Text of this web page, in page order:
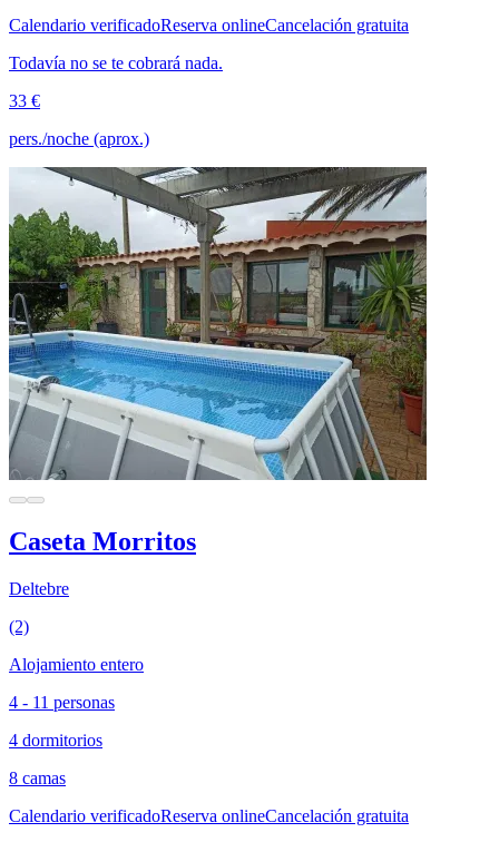
Calendario verificadoReserva onlineCancelación gratuita
Todavía no se te cobrará nada.
33 €
pers./noche (aprox.)
Caseta Morritos
Deltebre
(2)
Alojamiento entero
4 - 11 personas
4 dormitorios
8 camas
Calendario verificadoReserva onlineCancelación gratuita